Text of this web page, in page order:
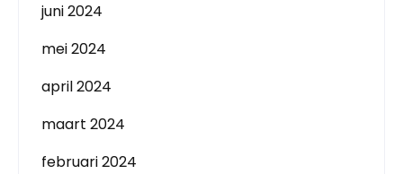
juni 2024
mei 2024
april 2024
maart 2024
februari 2024